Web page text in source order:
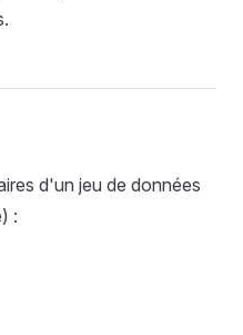
d'un jeu de données
: